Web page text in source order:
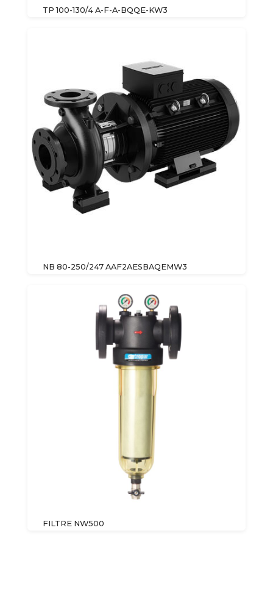
TP 100-130/4 A-F-A-BQQE-KW3
NB 80-250/247 AAF2AESBAQEMW3
FILTRE NW500